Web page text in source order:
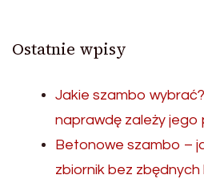
Ostatnie wpisy
Jakie szambo
naprawdę zależy jego
Betonowe szambo –
zbiornik bez